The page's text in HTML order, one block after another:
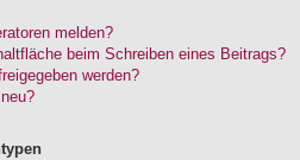
melden?
beim Schreiben eines Beitrags?
werden?